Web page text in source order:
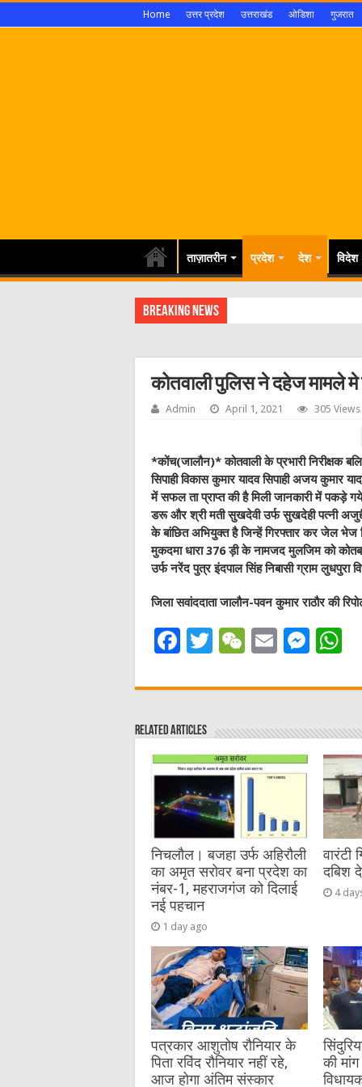
Home उत्तर प्रदेश उत्तराखंड ओडिशा गुजरात
ताज़ातरीन प्रदेश देश विदेश
Breaking News
कोतवाली पुलिस ने दहेज मामले मे
Admin April 1, 2021 305 Views
*कोंच(जालौन)* कोतवाली के प्रभारी निरीक्षक
सिपाही विकास कुमार यादव सिपाही अजय कुमार
में सफल ता प्राप्त की है मिली जानकारी में पकड़े
डरू और श्री मती सुखदेवी उर्फ सुखदेही पत्नी
के बांछित अभियुक्त है जिन्हें गिरफ्तार कर जेल भेज
मुकदमा धारा 376 ड़ी के नामजद मुलजिम को
उर्फ नरेंद पुत्र इंदपाल सिंह निबासी ग्राम
जिला सवांददाता जालौन-पवन कुमार राठौर की
F
c
e
b
o
o
k
T
it
r
W
C
at
E
ai
M
ss
n
g
er
A
p
p
Related Articles
निचलौल। बजहा उर्फ अहिरौली
का अमृत सरोवर बना प्रदेश का
नंबर-1, महराजगंज को दिलाई
नई पहचान
1 day ago
वारंटी
दबिश
4
पत्रकार आशुतोष रौनियार के
पिता रविंद रौनियार नहीं रहे,
आज होगा अंतिम संस्कार
की